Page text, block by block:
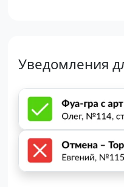
Уведомления